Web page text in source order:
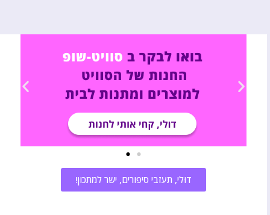
דוּלי, תעזבי סיפורים, ישר למתכון!